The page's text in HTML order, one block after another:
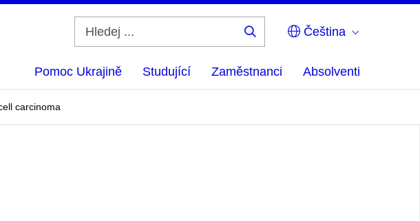
Čeština
Pomoc Ukrajině Studující Zaměstnanci Absolventi
carcinoma